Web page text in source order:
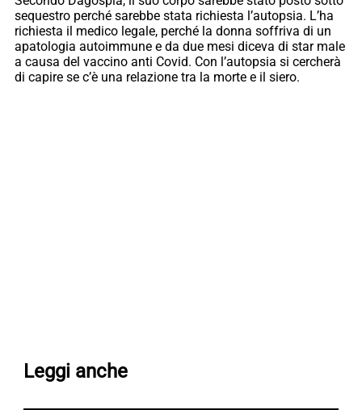
sequestro perché sarebbe stata richiesta l’autopsia. L’ha
richiesta il medico legale, perché la donna soffriva di un
apatologia autoimmune e da due mesi diceva di star male
a causa del vaccino anti Covid. Con l’autopsia si cercherà
di capire se c’è una relazione tra la morte e il siero.
Leggi anche